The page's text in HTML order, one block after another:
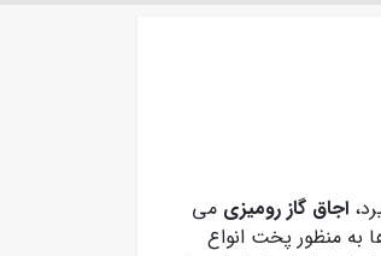
اجاق گاز رومیزی می
به منظور پخت انواع